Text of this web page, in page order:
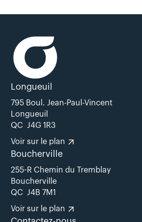
Longueuil
795 Boul. Jean-Paul-Vincent
Longueuil
QC J4G 1R3
Voir sur le plan
Boucherville
255-R Chemin du Tremblay
Boucherville
QC J4B 7M1
Voir sur le plan